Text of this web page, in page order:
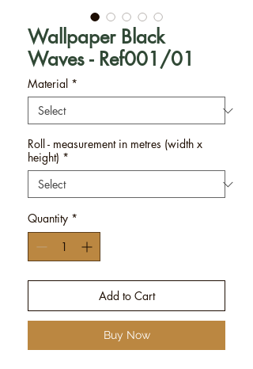
Wallpaper Black
Waves - Ref001/01
Material *
Roll - measurement in metres (width x
height) *
Quantity *
Add to Cart
Buy Now